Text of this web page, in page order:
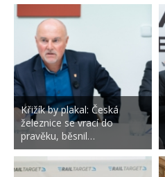
Křižík by plakal: Česká
železnice se vrací do
pravěku, běsnil…